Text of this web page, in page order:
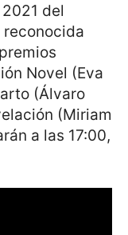
del
reconocida
Novel (Eva
(Álvaro
(Miriam
a las 17:00,